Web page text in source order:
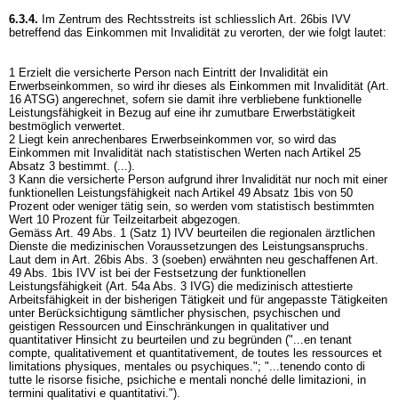
6.3.4. Im Zentrum des Rechtsstreits ist schliesslich Art. 26bis IVV
betreffend das Einkommen mit Invalidität zu verorten, der wie folgt lautet:
1 Erzielt die versicherte Person nach Eintritt der Invalidität ein
Erwerbseinkommen, so wird ihr dieses als Einkommen mit Invalidität (Art.
16 ATSG) angerechnet, sofern sie damit ihre verbliebene funktionelle
Leistungsfähigkeit in Bezug auf eine ihr zumutbare Erwerbstätigkeit
bestmöglich verwertet.
2 Liegt kein anrechenbares Erwerbseinkommen vor, so wird das
Einkommen mit Invalidität nach statistischen Werten nach Artikel 25
Absatz 3 bestimmt. (...).
3 Kann die versicherte Person aufgrund ihrer Invalidität nur noch mit einer
funktionellen Leistungsfähigkeit nach Artikel 49 Absatz 1bis von 50
Prozent oder weniger tätig sein, so werden vom statistisch bestimmten
Wert 10 Prozent für Teilzeitarbeit abgezogen.
Gemäss Art. 49 Abs. 1 (Satz 1) IVV beurteilen die regionalen ärztlichen
Dienste die medizinischen Voraussetzungen des Leistungsanspruchs.
Laut dem in Art. 26bis Abs. 3 (soeben) erwähnten neu geschaffenen Art.
49 Abs. 1bis IVV ist bei der Festsetzung der funktionellen
Leistungsfähigkeit (Art. 54a Abs. 3 IVG) die medizinisch attestierte
Arbeitsfähigkeit in der bisherigen Tätigkeit und für angepasste Tätigkeiten
unter Berücksichtigung sämtlicher physischen, psychischen und
geistigen Ressourcen und Einschränkungen in qualitativer und
quantitativer Hinsicht zu beurteilen und zu begründen ("...en tenant
compte, qualitativement et quantitativement, de toutes les ressources et
limitations physiques, mentales ou psychiques."; "...tenendo conto di
tutte le risorse fisiche, psichiche e mentali nonché delle limitazioni, in
termini qualitativi e quantitativi.").